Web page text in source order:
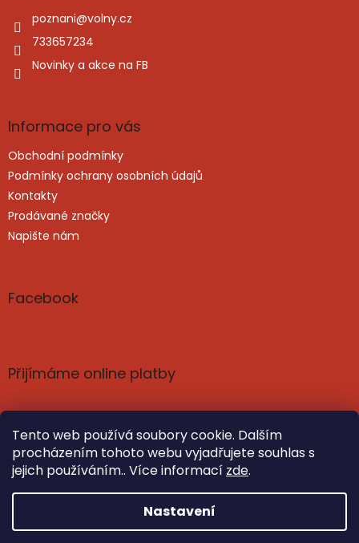
Tento web používá soubory cookie. Dalším
procházením tohoto webu vyjadřujete souhlas s
jejich používáním.. Více informací zde.
Nastavení
poznani@volny.cz
733657234
Novinky a akce na FB
Informace pro vás
Obchodní podmínky
Podmínky ochrany osobních údajů
Kontakty
Prodávané značky
Napište nám
Facebook
Přijímáme online platby
Nastavil tým EshopyUmíme.cz